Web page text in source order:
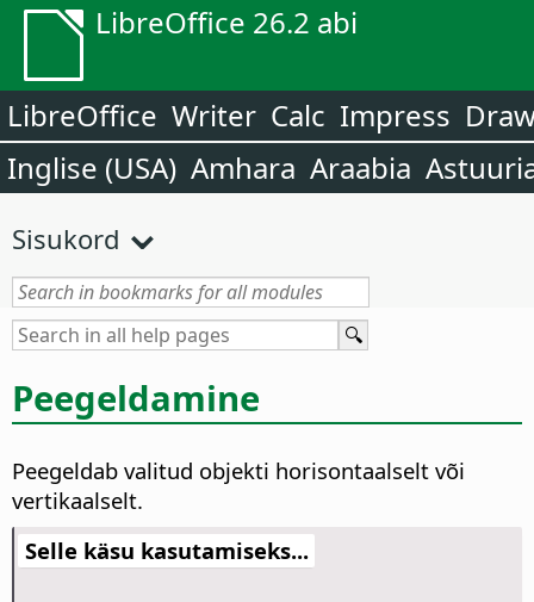
LibreOffice 26.2 abi
LibreOffice Writer Calc Impress
Inglise (USA) Amhara Araabia
Sisukord
Peegeldamine
Peegeldab valitud objekti horisontaalselt või
vertikaalselt.
Selle käsu kasutamiseks...